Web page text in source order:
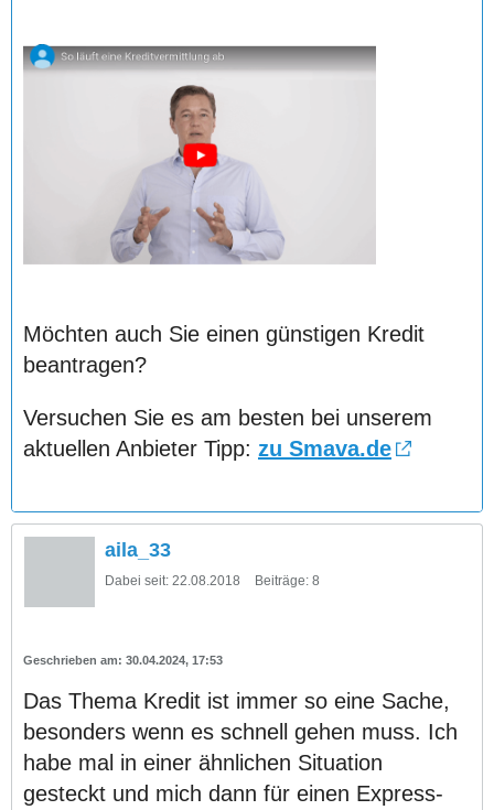
Möchten auch Sie einen günstigen Kredit
beantragen?
Versuchen Sie es am besten bei unserem
aktuellen Anbieter Tipp: zu Smava.de
aila_33
Dabei seit: 22.08.2018 Beiträge: 8
30.04.2024, 17:53
Das Thema Kredit ist immer so eine Sache,
besonders wenn es schnell gehen muss. Ich
habe mal in einer ähnlichen Situation
gesteckt und mich dann für einen Express-